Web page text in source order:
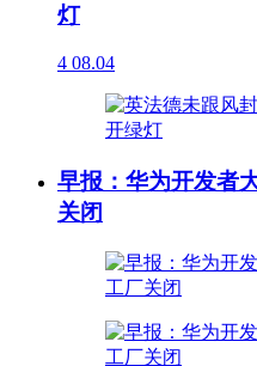
灯
4 08.04
早报：华为开发者
关闭